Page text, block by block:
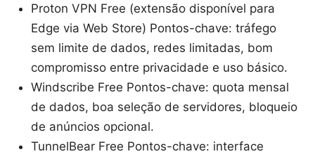
Proton VPN Free (extensão disponível para
Edge via Web Store) Pontos-chave: tráfego
sem limite de dados, redes limitadas, bom
compromisso entre privacidade e uso básico.
Windscribe Free Pontos-chave: quota mensal
de dados, boa seleção de servidores, bloqueio
de anúncios opcional.
TunnelBear Free Pontos-chave: interface